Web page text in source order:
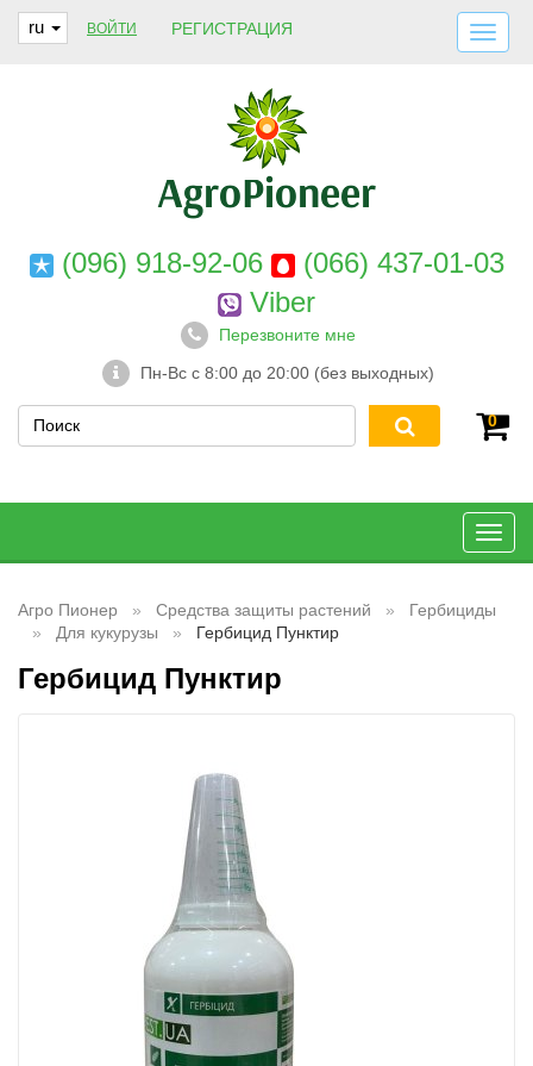
ru ВОЙТИ РЕГИСТРАЦИЯ
ДОСТАВКА И ОПЛАТА
О НАС
ГАРАНТИИ
КОНТАКТЫ
(096) 918-92-06
(066) 437-01-03
Viber
Перезвоните мне
Пн-Вс с 8:00 до 20:00 (без выходных)
0
Агро Пионер Средства защиты растений
Гербициды
Для кукурузы
Гербицид Пунктир
Гербицид Пунктир